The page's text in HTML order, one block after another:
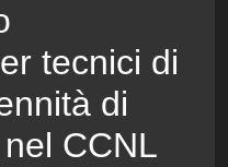
tecnici di
di
CCNL